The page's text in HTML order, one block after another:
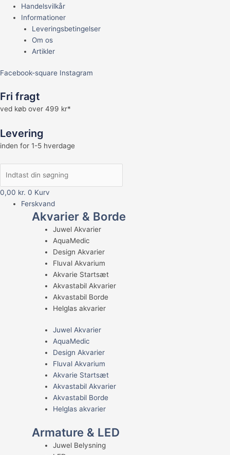
Handelsvilkår
Informationer
Leveringsbetingelser
Om os
Artikler
Facebook-square Instagram
Fri fragt
ved køb over 499 kr*
Levering
inden for 1-5 hverdage
0,00 kr. 0 Kurv
Ferskvand
Akvarier & Borde
Juwel Akvarier
AquaMedic
Design Akvarier
Fluval Akvarium
Akvarie Startsæt
Akvastabil Akvarier
Akvastabil Borde
Helglas akvarier
Juwel Akvarier
AquaMedic
Design Akvarier
Fluval Akvarium
Akvarie Startsæt
Akvastabil Akvarier
Akvastabil Borde
Helglas akvarier
Armature & LED
Juwel Belysning